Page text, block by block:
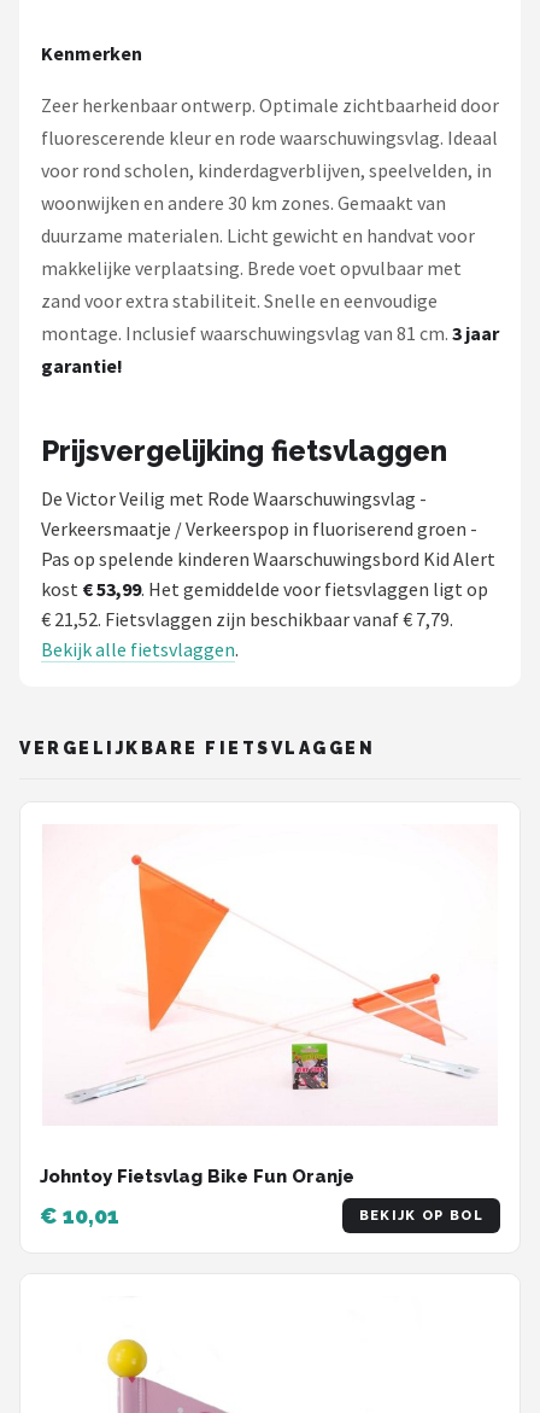
Kenmerken
Zeer herkenbaar ontwerp. Optimale zichtbaarheid door
fluorescerende kleur en rode waarschuwingsvlag. Ideaal
voor rond scholen, kinderdagverblijven, speelvelden, in
woonwijken en andere 30 km zones. Gemaakt van
duurzame materialen. Licht gewicht en handvat voor
makkelijke verplaatsing. Brede voet opvulbaar met
zand voor extra stabiliteit. Snelle en eenvoudige
montage. Inclusief waarschuwingsvlag van 81 cm. 3 jaar
garantie!
Prijsvergelijking fietsvlaggen
De Victor Veilig met Rode Waarschuwingsvlag -
Verkeersmaatje / Verkeerspop in fluoriserend groen -
Pas op spelende kinderen Waarschuwingsbord Kid Alert
kost € 53,99. Het gemiddelde voor fietsvlaggen ligt op
€ 21,52. Fietsvlaggen zijn beschikbaar vanaf € 7,79.
Bekijk alle fietsvlaggen.
VERGELIJKBARE FIETSVLAGGEN
Johntoy Fietsvlag Bike Fun Oranje
€ 10,01 BEKIJK OP BOL